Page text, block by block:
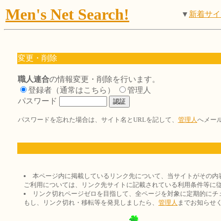
Men's Net Search! ▼ 新着サ
変更・削除
職人連合の情報変更・削除を行います。
登録者（通常はこちら）
管理人
パスワード
パスワードを忘れた場合は、サイト名とURLを記して、 管理人へメー
本ページ内に掲載しているリンク先について、当サイトがその
ご利用については、リンク先サイトに記載されている利用条件等に
リンク切れページゼロを目指して、全ページを対象に定期的に
もし、リンク切れ・移転等を発見しましたら、 管理人 までお知らせ